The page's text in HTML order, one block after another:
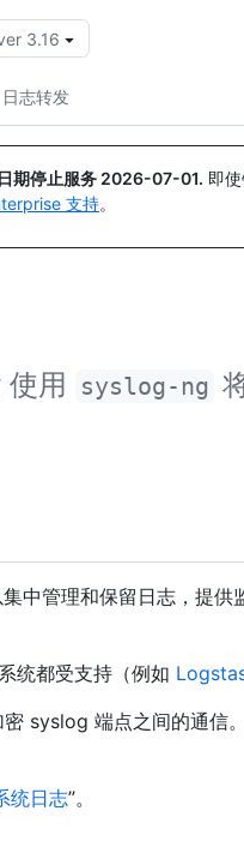
3.16
日志转发
期停止服务 2026-07-01. 即
支持。
用 syslog-ng
中管理和保留日志，提供
统都受支持（例如
syslog 端点之间的通信
统日志”。